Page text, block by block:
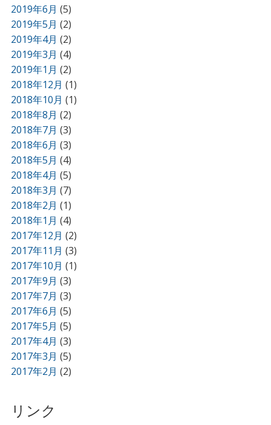
2019年6月 (5)
2019年5月 (2)
2019年4月 (2)
2019年3月 (4)
2019年1月 (2)
2018年12月 (1)
2018年10月 (1)
2018年8月 (2)
2018年7月 (3)
2018年6月 (3)
2018年5月 (4)
2018年4月 (5)
2018年3月 (7)
2018年2月 (1)
2018年1月 (4)
2017年12月 (2)
2017年11月 (3)
2017年10月 (1)
2017年9月 (3)
2017年7月 (3)
2017年6月 (5)
2017年5月 (5)
2017年4月 (3)
2017年3月 (5)
2017年2月 (2)
リンク